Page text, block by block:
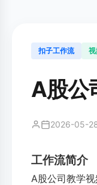
扣子工作流
A股公
2026-05-
工作流简介
A股公司教学视